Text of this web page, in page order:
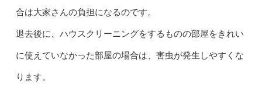
合は大家さんの負担になるのです。
退去後に、ハウスクリーニングをするものの部屋をきれい
に使えていなかった部屋の場合は、害虫が発生しやすくな
ります。